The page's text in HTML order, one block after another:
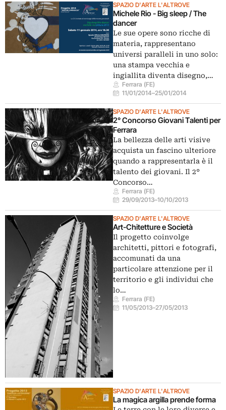
SPAZIO D'ARTE L'ALTROVE
Michele Rio - Big sleep / The
dancer
Le sue opere sono ricche di
materia, rappresentano
universi paralleli in uno solo:
una stampa vecchia e
ingiallita diventa disegno,…
Ferrara (FE)
11/01/2014–25/01/2014
SPAZIO D'ARTE L'ALTROVE
2° Concorso Giovani Talenti per
Ferrara
La bellezza delle arti visive
acquista un fascino ulteriore
quando a rappresentarla è il
talento dei giovani. Il 2°
Concorso…
Ferrara (FE)
29/09/2013–10/10/2013
SPAZIO D'ARTE L'ALTROVE
Art-Chitetture e Società
Il progetto coinvolge
architetti, pittori e fotografi,
accomunati da una
particolare attenzione per il
territorio e gli individui che
lo…
Ferrara (FE)
11/05/2013–27/05/2013
SPAZIO D'ARTE L'ALTROVE
La magica argilla prende forma